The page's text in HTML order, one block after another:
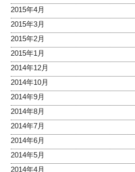
2015年4月
2015年3月
2015年2月
2015年1月
2014年12月
2014年10月
2014年9月
2014年8月
2014年7月
2014年6月
2014年5月
2014年4月